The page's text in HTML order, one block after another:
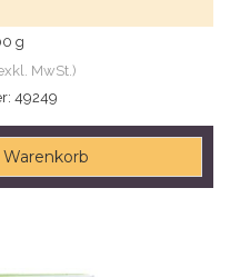
g
MwSt.)
49249